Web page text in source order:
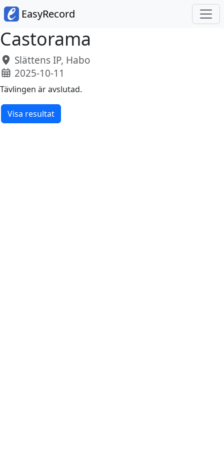
EasyRecord
Castorama
Slättens IP, Habo
2025-10-11
Tävlingen är avslutad.
Visa resultat